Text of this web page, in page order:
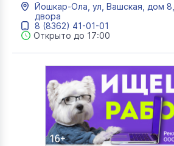
Йошкар-Ола, ул, Вашская, дом
двора
8 (8362) 41-01-01
Открыто до 17:00